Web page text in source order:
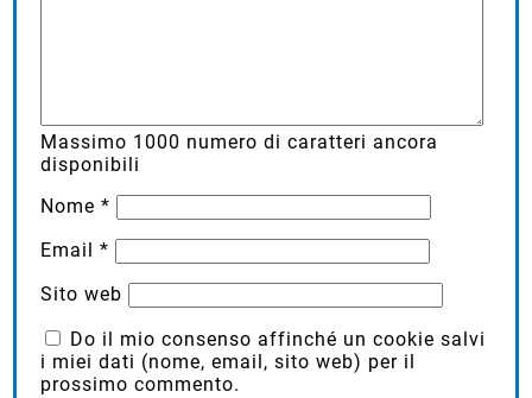
Massimo 1000 numero di caratteri ancora
disponibili
Nome*
Email*
Sito web
Do il mio consenso affinché un cookie salvi
i miei dati (nome, email, sito web) per il
prossimo commento.